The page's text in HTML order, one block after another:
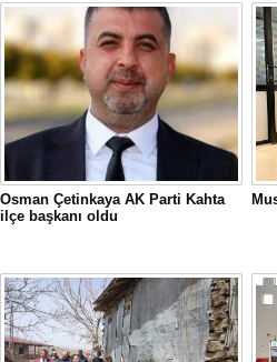
Osman Çetinkaya AK Parti Kahta
ilçe başkanı oldu